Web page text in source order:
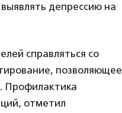
депрессию на
справляться со
позволяющее
Профилактика
отметил